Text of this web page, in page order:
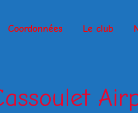
Coordonnées Le club